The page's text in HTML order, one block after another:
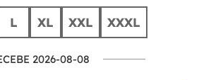
L XL XXL XXXL
2026-08-08